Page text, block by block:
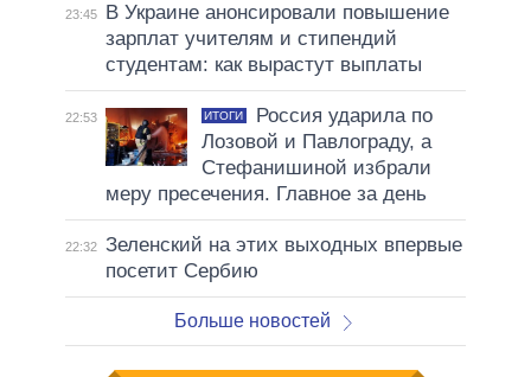
23:45
В Украине анонсировали повышение
зарплат учителям и стипендий
студентам: как вырастут выплаты
22:53 ИТОГИ
Россия ударила по
Лозовой и Павлограду, а
Стефанишиной избрали
меру пресечения. Главное за день
22:32 Зеленский на этих выходных впервые
посетит Сербию
Больше новостей